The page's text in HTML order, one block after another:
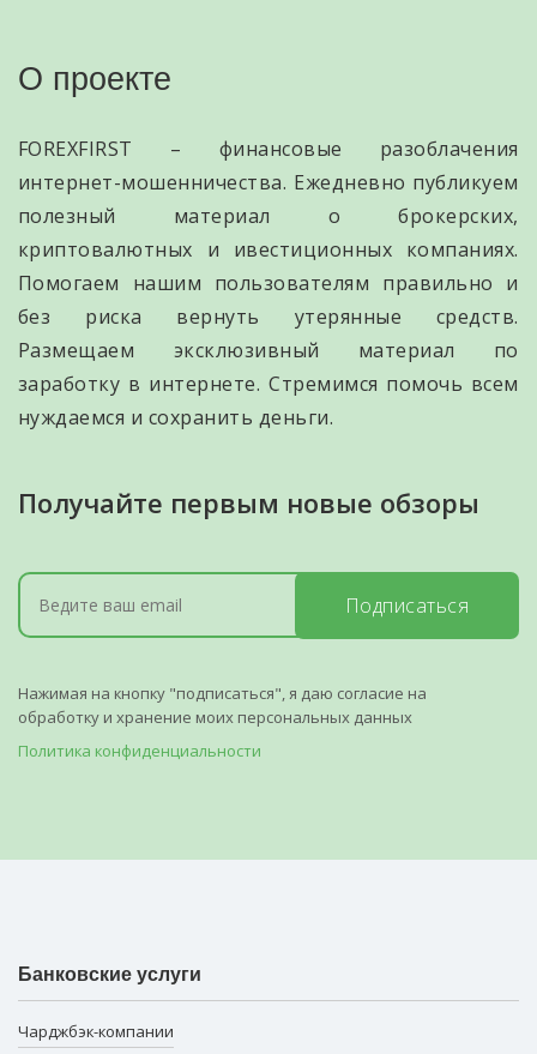
О проекте
FOREXFIRST – финансовые разоблачения
интернет-мошенничества. Ежедневно публикуем
полезный материал о брокерских,
криптовалютных и ивестиционных компаниях.
Помогаем нашим пользователям правильно и
без риска вернуть утерянные средств.
Размещаем эксклюзивный материал по
заработку в интернете. Стремимся помочь всем
нуждаемся и сохранить деньги.
Получайте первым новые обзоры
Подписаться
Нажимая на кнопку "подписаться", я даю согласие на
обработку и хранение моих персональных данных
Политика конфиденциальности
Банковские услуги
Чарджбэк-компании